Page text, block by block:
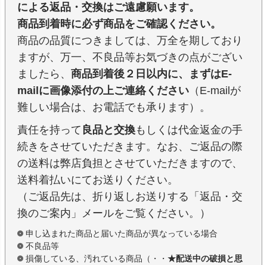
による返品・交換はご遠慮願います。
商品到着時に必ず商品をご確認ください。
商品の品質につきましては、万全を期しており
ますが、万一、不良品等お気づきの点がござい
ましたら、 商品到着後２日以内に、まずはE-
mailに画像添付の上ご連絡ください （E-mailが
難しい場合は、お電話でも承ります）。
責任を持って 良品と交換もしくは代金返金の手
続きをさせていただきます。なお、ご返品の際
の送料は弊店負担とさせていただきますので、
送料着払いにてお送りください。
（ご返品先は、折り返しお送りする「返品・交
換のご案内」メールをご覧ください。）
申し込まれた商品と届いた商品が異なっている場合
不良品等
損傷している、汚れている商品（・・ ★配送中の破損と思